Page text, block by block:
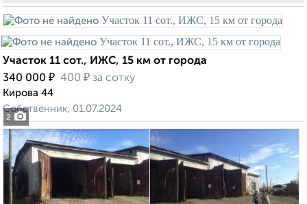
2
Участок 11 сот., ИЖС, 15 км от города
340 000 ₽ 400 ₽ за сотку
Кирова 44
Собственник, 01.07.2024